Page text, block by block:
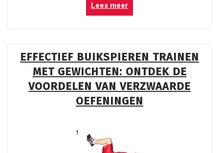
Lees meer“Effectief
buikspieren
trainen
Tips
voor
een
sterke
core”
EFFECTIEF BUIKSPIEREN TRAINEN
MET GEWICHTEN: ONTDEK DE
VOORDELEN VAN VERZWAARDE
OEFENINGEN